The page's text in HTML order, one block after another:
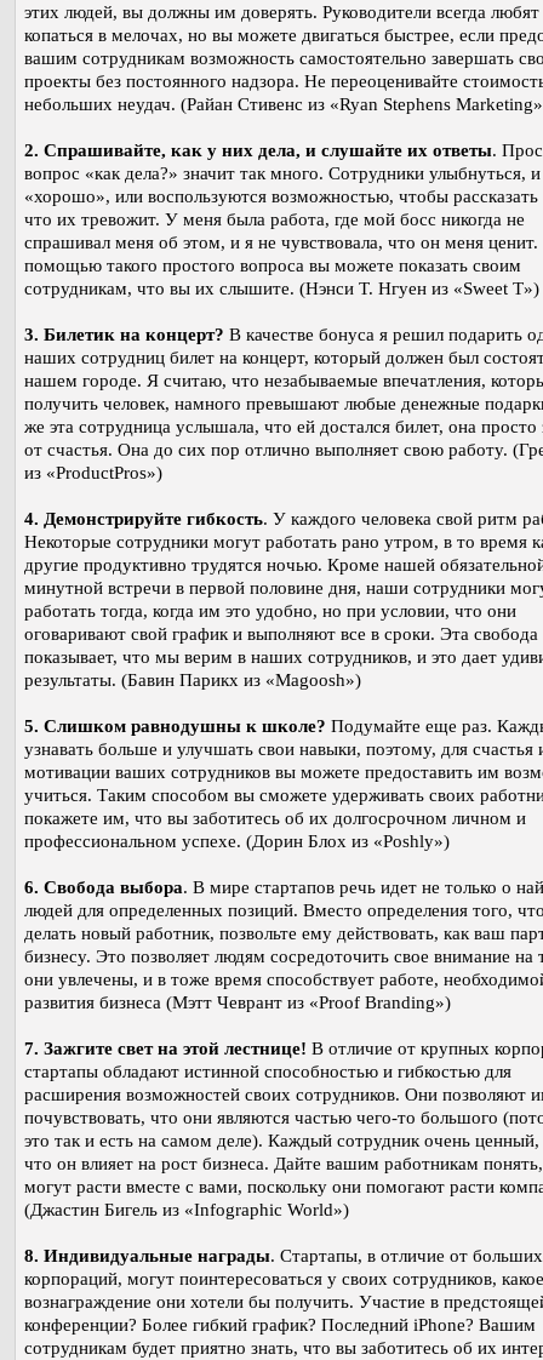
этих людей, вы должны им доверять. Руководители всегда любят
копаться в мелочах, но вы можете двигаться быстрее, если
вашим сотрудникам возможность самостоятельно завершать
проекты без постоянного надзора. Не переоценивайте
небольших неудач. (Райан Стивенс из «Ryan Stephens
2. Спрашивайте, как у них дела, и слушайте их ответы.
вопрос «как дела?» значит так много. Сотрудники улыбнуться,
«хорошо», или воспользуются возможностью, чтобы
что их тревожит. У меня была работа, где мой босс никогда не
спрашивал меня об этом, и я не чувствовала, что он меня
помощью такого простого вопроса вы можете показать своим
сотрудникам, что вы их слышите. (Нэнси Т. Нгуен из «Sweet T»)
3. Билетик на концерт? В качестве бонуса я решил подарить
наших сотрудниц билет на концерт, который должен был
нашем городе. Я считаю, что незабываемые впечатления,
получить человек, намного превышают любые денежные
же эта сотрудница услышала, что ей достался билет, она просто
от счастья. Она до сих пор отлично выполняет свою работу.
из «ProductPros»)
4. Демонстрируйте гибкость. У каждого человека свой ритм
Некоторые сотрудники могут работать рано утром, в то время
другие продуктивно трудятся ночью. Кроме нашей
минутной встречи в первой половине дня, наши сотрудники
работать тогда, когда им это удобно, но при условии, что они
оговаривают свой график и выполняют все в сроки. Эта свобода
показывает, что мы верим в наших сотрудников, и это дает
результаты. (Бавин Парикх из «Magoosh»)
5. Слишком равнодушны к школе? Подумайте еще раз.
узнавать больше и улучшать свои навыки, поэтому, для счастья
мотивации ваших сотрудников вы можете предоставить им
учиться. Таким способом вы сможете удерживать своих
покажете им, что вы заботитесь об их долгосрочном личном и
профессиональном успехе. (Дорин Блох из «Poshly»)
6. Свобода выбора. В мире стартапов речь идет не только о
людей для определенных позиций. Вместо определения того,
делать новый работник, позвольте ему действовать, как ваш
бизнесу. Это позволяет людям сосредоточить свое внимание на
они увлечены, и в тоже время способствует работе,
развития бизнеса (Мэтт Чеврант из «Proof Branding»)
7. Зажгите свет на этой лестнице! В отличие от крупных
стартапы обладают истинной способностью и гибкостью для
расширения возможностей своих сотрудников. Они позволяют
почувствовать, что они являются частью чего-то большого
это так и есть на самом деле). Каждый сотрудник очень
что он влияет на рост бизнеса. Дайте вашим работникам
могут расти вместе с вами, поскольку они помогают расти
(Джастин Бигель из «Infographic World»)
8. Индивидуальные награды. Стартапы, в отличие от больших
корпораций, могут поинтересоваться у своих сотрудников,
вознаграждение они хотели бы получить. Участие в
конференции? Более гибкий график? Последний iPhone? Вашим
сотрудникам будет приятно знать, что вы заботитесь об их